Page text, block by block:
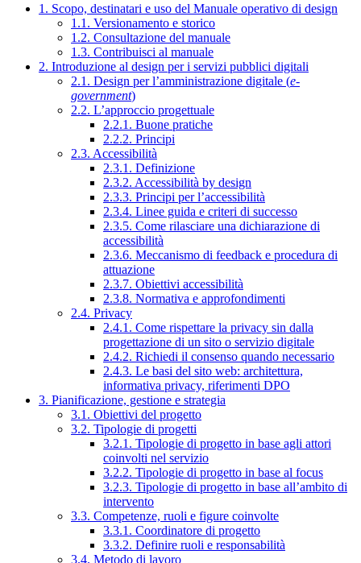
1. Scopo, destinatari e uso del Manuale operativo di design
1.1. Versionamento e storico
1.2. Consultazione del manuale
1.3. Contribuisci al manuale
2. Introduzione al design per i servizi pubblici digitali
2.1. Design per l’amministrazione digitale (e-
government)
2.2. L’approccio progettuale
2.2.1. Buone pratiche
2.2.2. Principi
2.3. Accessibilità
2.3.1. Definizione
2.3.2. Accessibilità by design
2.3.3. Principi per l’accessibilità
2.3.4. Linee guida e criteri di successo
2.3.5. Come rilasciare una dichiarazione di
accessibilità
2.3.6. Meccanismo di feedback e procedura di
attuazione
2.3.7. Obiettivi accessibilità
2.3.8. Normativa e approfondimenti
2.4. Privacy
2.4.1. Come rispettare la privacy sin dalla
progettazione di un sito o servizio digitale
2.4.2. Richiedi il consenso quando necessario
2.4.3. Le basi del sito web: architettura,
informativa privacy, riferimenti DPO
3. Pianificazione, gestione e strategia
3.1. Obiettivi del progetto
3.2. Tipologie di progetti
3.2.1. Tipologie di progetto in base agli attori
coinvolti nel servizio
3.2.2. Tipologie di progetto in base al focus
3.2.3. Tipologie di progetto in base all’ambito di
intervento
3.3. Competenze, ruoli e figure coinvolte
3.3.1. Coordinatore di progetto
3.3.2. Definire ruoli e responsabilità
3.4. Metodo di lavoro